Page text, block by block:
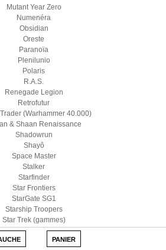
Mutant Year Zero
Numenéra
Obsidian
Oreste
Paranoïa
Plenilunio
Polaris
R.A.S.
Renegade Legion
Retrofutur
(Warhammer 40.000)
& Shaan Renaissance
Shadowrun
Shayô
Space Master
Stalker
Starfinder
Star Frontiers
StarGate SG1
Starship Troopers
Star Trek (gammes)
Star Wars D6
Star Wars (Edge)PANIER